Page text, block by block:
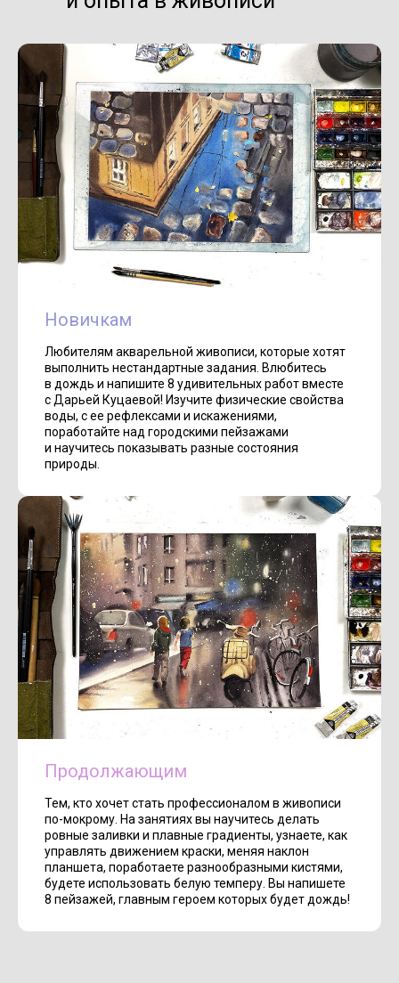
Новичкам
Любителям акварельной живописи, которые хотят
выполнить нестандартные задания. Влюбитесь
в дождь и напишите 8 удивительных работ вместе
с Дарьей Куцаевой! Изучите физические свойства
воды, с ее рефлексами и искажениями,
поработайте над городскими пейзажами
и научитесь показывать разные состояния
природы.
Продолжающим
Тем, кто хочет стать профессионалом в живописи
по-мокрому. На занятиях вы научитесь делать
ровные заливки и плавные градиенты, узнаете, как
управлять движением краски, меняя наклон
планшета, поработаете разнообразными кистями,
будете использовать белую темперу. Вы напишете
8 пейзажей, главным героем которых будет дождь!